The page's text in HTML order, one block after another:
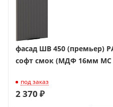
фасад ШВ 450 (премьер)
софт смок (МДФ 16мм МС
под заказ
2 370 ₽